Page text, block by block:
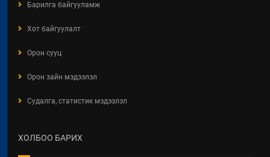
Барилга байгууламж
Хот байгуулалт
Орон сууц
Орон зайн мэдээлэл
Судалга, статистик мэдээлэл
ХОЛБОО БАРИХ